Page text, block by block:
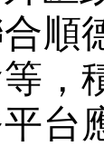
順
，
台